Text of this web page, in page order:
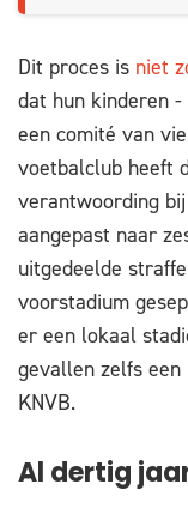
Dit proces is niet
dat hun kinderen
een comité van
voetbalclub heeft
verantwoording
aangepast naar
uitgedeelde
voorstadium
er een lokaal
gevallen zelfs
KNVB.
Al dertig